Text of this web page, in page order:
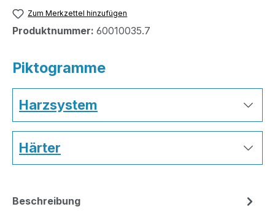
Zum Merkzettel hinzufügen
Produktnummer: 60010035.7
Piktogramme
Harzsystem
Härter
Beschreibung